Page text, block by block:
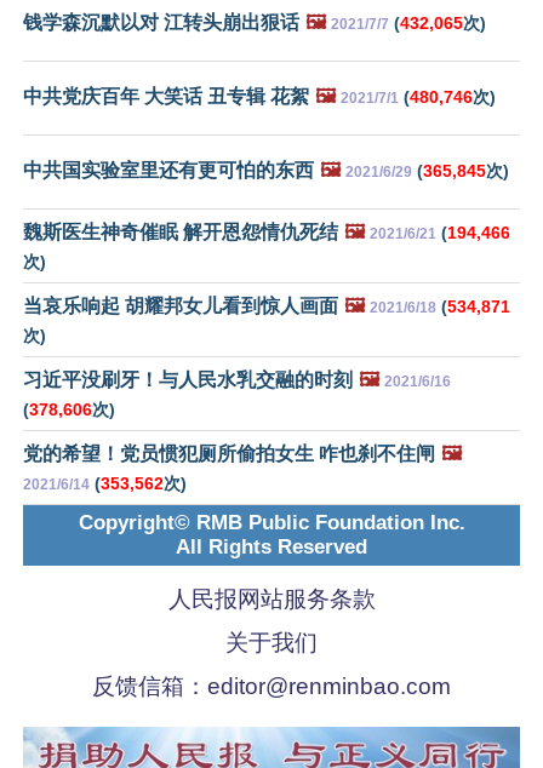
钱学森沉默以对 江转头崩出狠话 🖼️ 2021/7/7 (432,065次)
中共党庆百年 大笑话 丑专辑 花絮 🖼️ 2021/7/1 (480,746次)
中共国实验室里还有更可怕的东西 🖼️ 2021/6/29 (365,845次)
魏斯医生神奇催眠 解开恩怨情仇死结 🖼️ 2021/6/21 (194,466
次)
当哀乐响起 胡耀邦女儿看到惊人画面 🖼️ 2021/6/18 (534,871
次)
习近平没刷牙！与人民水乳交融的时刻 🖼️ 2021/6/16
(378,606次)
党的希望！党员惯犯厕所偷拍女生 咋也刹不住闸 🖼️
2021/6/14 (353,562次)
Copyright© RMB Public Foundation Inc.
All Rights Reserved
人民报网站服务条款
关于我们
反馈信箱： editor@renminbao.com